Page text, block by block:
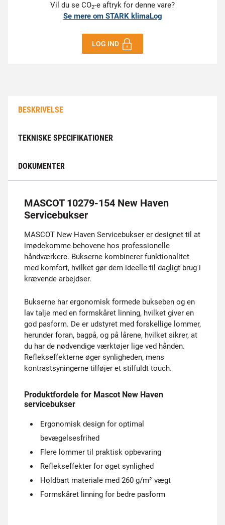
Vil du se CO2-e aftryk for denne vare?
Se mere om STARK klimaLog
LOG IND
BESKRIVELSE
TEKNISKE SPECIFIKATIONER
DOKUMENTER
MASCOT 10279-154 New Haven
Servicebukser
MASCOT New Haven Servicebukser er designet til at
imødekomme behovene hos professionelle
håndværkere. Bukserne kombinerer funktionalitet
med komfort, hvilket gør dem ideelle til dagligt brug i
krævende arbejdser.
Bukserne har ergonomisk formede bukseben og en
lav talje med en formskåret linning, hvilket giver en
god pasform. De er udstyret med forskellige lommer,
herunder foran, bagpå, og på lårene, hvilket sikrer, at
du har de nødvendige værktøjer lige ved hånden.
Reflekseffekterne øger synligheden, mens
kontrastsyningerne tilføjer et stilfuldt touch.
Produktfordele for Mascot New Haven
servicebukser
Ergonomisk design for optimal
bevægelsesfrihed
Flere lommer til praktisk opbevaring
Reflekseffekter for øget synlighed
Holdbart materiale med 260 g/m² vægt
Formskåret linning for bedre pasform